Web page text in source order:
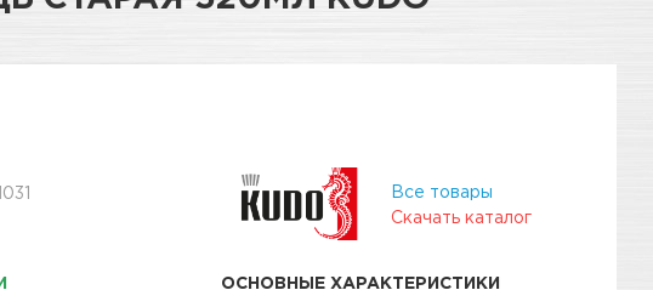
Все товары
Скачать каталог
ОСНОВНЫЕ ХАРАКТЕРИСТИКИ